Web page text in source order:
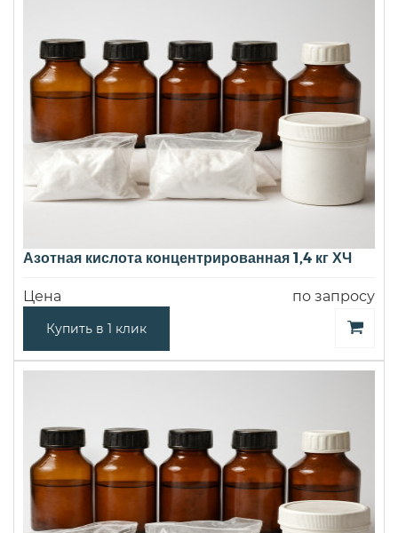
Азотная кислота концентрированная 1,4 кг ХЧ
Цена по запросу
Купить в 1 клик